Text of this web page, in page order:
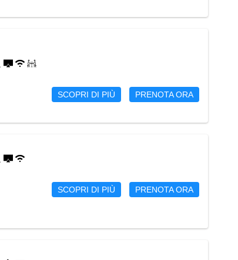
SCOPRI DI PIÙ PRENOTA ORA
SCOPRI DI PIÙ PRENOTA ORA